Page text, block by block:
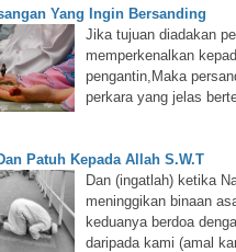
Yang Ingin Bersanding
Jika tujuan diadakan
memperkenalkan
pengantin,Maka
perkara yang jelas
Patuh Kepada Allah S.W.T
Dan (ingatlah) ketika
meninggikan binaan
keduanya berdoa
daripada kami (amal